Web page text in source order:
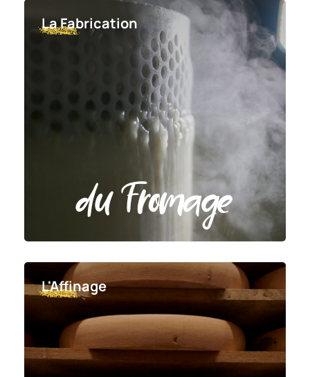
La Fabrication
du Fromage
L'Affinage